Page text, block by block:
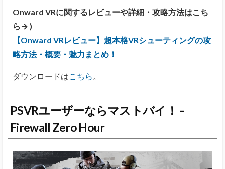
Onward VRに関するレビューや詳細・攻略方法はこち
ら→ )
【Onward VRレビュー】超本格VRシューティングの攻
略方法・概要・魅力まとめ！
ダウンロードはこちら 。
PSVRユーザーならマストバイ！ –
Firewall Zero Hour